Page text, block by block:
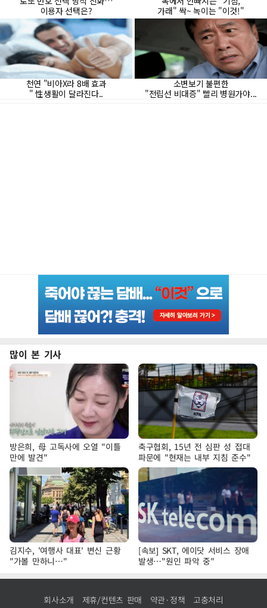
많이 본 기사
방은희, 母 고독사에 오열 "이틀
만에 발견"
축구협회, 15년 전 심판 성 접대
파문에 "현재는 내부 지침 준수"
김지수, '여행사 대표' 변신 근황
"가볼 만하니…"
[속보] SKT, 에이닷 서비스 장애
발생…"원인 파악 중"
회사소개 제휴/컨텐츠 판매 약관·정책 고충처리